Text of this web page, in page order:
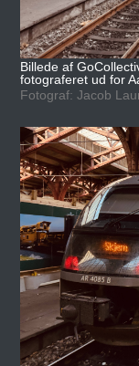
Billede af
fotograferet ud for
Fotograf: Jacob